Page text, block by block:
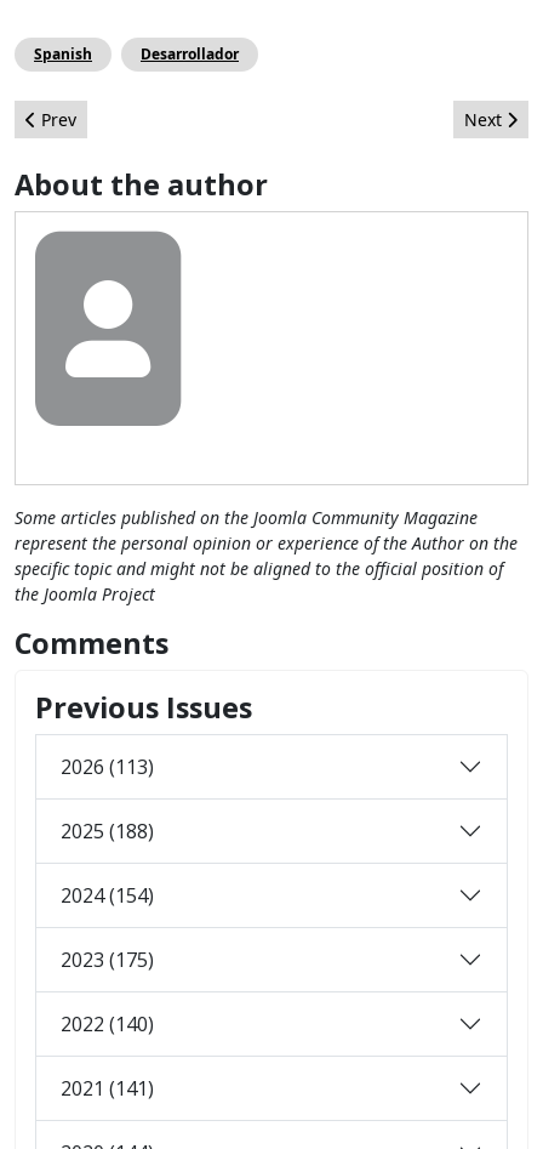
Spanish Desarrollador
Previous article: "display:none" vs "JApplicationWebClient"
Prev Next
Next
About the author
Some articles published on the Joomla Community Magazine
represent the personal opinion or experience of the Author on the
specific topic and might not be aligned to the official position of
the Joomla Project
Comments
Previous Issues
2026 (113)
2025 (188)
2024 (154)
2023 (175)
2022 (140)
2021 (141)